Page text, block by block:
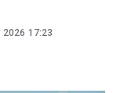
2026 17:23